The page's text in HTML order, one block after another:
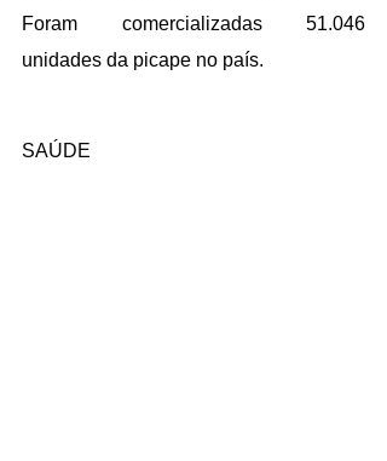
Foram comercializadas 51.046
unidades da picape no país.
SAÚDE